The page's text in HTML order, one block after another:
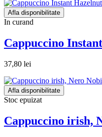
Afla disponibilitate
In curand
Cappuccino
37,80 lei
Afla disponibilitate
Stoc epuizat
Cappuccino irish,